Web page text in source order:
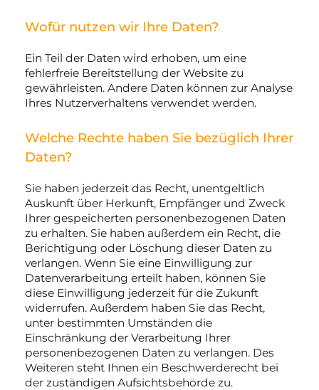
Wofür nutzen wir Ihre Daten?
Ein Teil der Daten wird erhoben, um eine
fehlerfreie Bereitstellung der Website zu
gewährleisten. Andere Daten können zur Analyse
Ihres Nutzerverhaltens verwendet werden.
Welche Rechte haben Sie bezüglich Ihrer
Daten?
Sie haben jederzeit das Recht, unentgeltlich
Auskunft über Herkunft, Empfänger und Zweck
Ihrer gespeicherten personenbezogenen Daten
zu erhalten. Sie haben außerdem ein Recht, die
Berichtigung oder Löschung dieser Daten zu
verlangen. Wenn Sie eine Einwilligung zur
Datenverarbeitung erteilt haben, können Sie
diese Einwilligung jederzeit für die Zukunft
widerrufen. Außerdem haben Sie das Recht,
unter bestimmten Umständen die
Einschränkung der Verarbeitung Ihrer
personenbezogenen Daten zu verlangen. Des
Weiteren steht Ihnen ein Beschwerderecht bei
der zuständigen Aufsichtsbehörde zu.